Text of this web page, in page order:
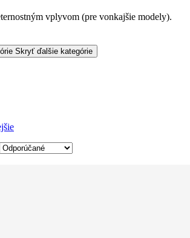
vplyvom (pre vonkajšie modely).
Skryť ďalšie kategórie